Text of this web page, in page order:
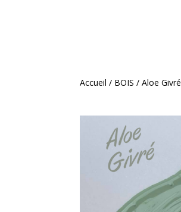
Accueil / BOIS / Aloe Givré